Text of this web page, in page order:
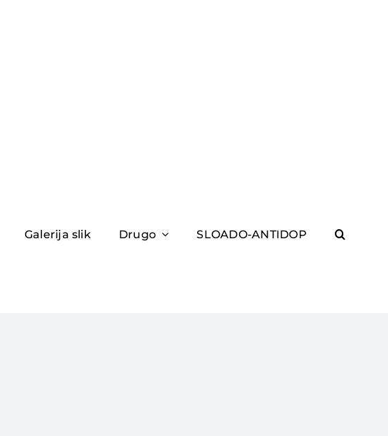
Galerija slik Drugo SLOADO-ANTIDOP